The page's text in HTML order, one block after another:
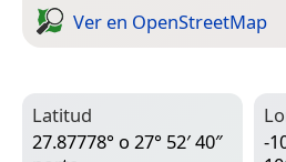
Ver en Open­Street­Map
Latitud
27.87778° o 27° 52′ 40″
-